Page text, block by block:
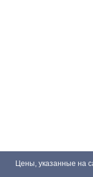
Цены, указанные на